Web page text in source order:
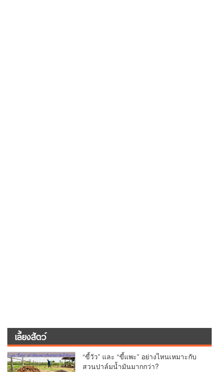
เลี้ยงสัตว์
“ขี้วัว” และ “ขี้แพะ” อย่างไหนเหมาะกับ
สวนปาล์มน้ำมันมากกว่า?